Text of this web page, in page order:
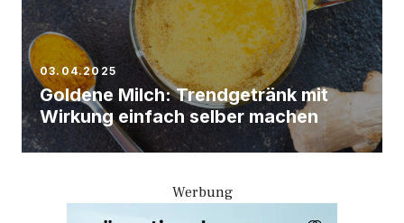
03.04.2025
Goldene Milch: Trendgetränk mit
Wirkung einfach selber machen
Werbung